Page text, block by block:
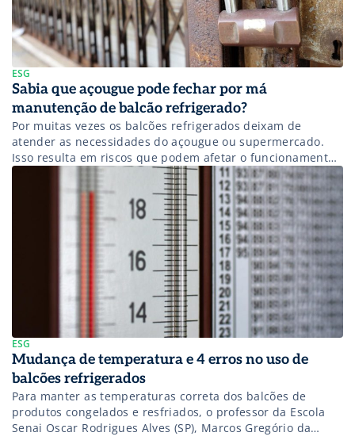
ESG
Sabia que açougue pode fechar por má
manutenção de balcão refrigerado?
Por muitas vezes os balcões refrigerados deixam de
atender as necessidades do açougue ou supermercado.
Isso resulta em riscos que podem afetar o funcionamento
do próprio balcão e até em riscos sérios à saúde humana;
balcões refrigerados não higienizados e limpos
corretamente são um prato cheio para a contaminação de
produtos neles expostos. Tanto o […]
ESG
Mudança de temperatura e 4 erros no uso de
balcões refrigerados
Para manter as temperaturas correta dos balcões de
produtos congelados e resfriados, o professor da Escola
Senai Oscar Rodrigues Alves (SP), Marcos Gregório da